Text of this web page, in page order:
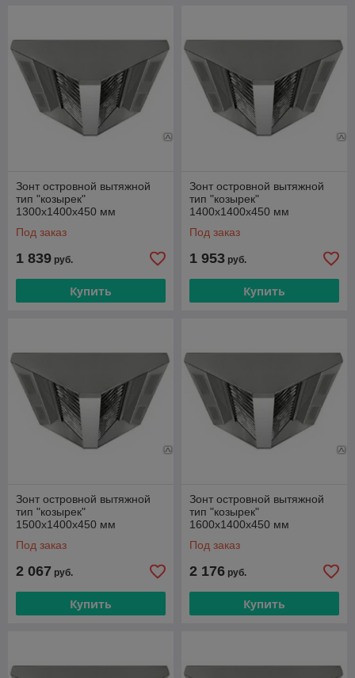
Зонт островной вытяжной
тип "козырек"
1300х1400х450 мм
Под заказ
1 839 руб.
Купить
Зонт островной вытяжной
тип "козырек"
1400х1400х450 мм
Под заказ
1 953 руб.
Купить
Зонт островной вытяжной
тип "козырек"
1500х1400х450 мм
Под заказ
2 067 руб.
Купить
Зонт островной вытяжной
тип "козырек"
1600х1400х450 мм
Под заказ
2 176 руб.
Купить